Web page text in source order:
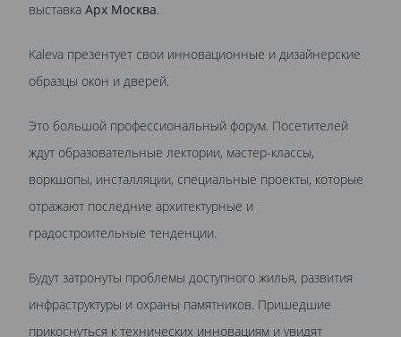
выставка Арх Москва.
Kaleva презентует свои инновационные и дизайнерские
образцы окон и дверей.
Это большой профессиональный форум. Посетителей
ждут образовательные лектории, мастер-классы,
воркшопы, инсталляции, специальные проекты, которые
отражают последние архитектурные и
градостроительные тенденции.
Будут затронуты проблемы доступного жилья, развития
инфраструктуры и охраны памятников. Пришедшие
прикоснуться к технических инновациям и увидят